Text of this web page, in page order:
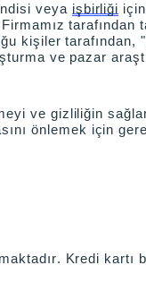
veya işbirliği
tarafından
kişiler
ve pazar
ve gizliliğin
önlemek için
Kredi